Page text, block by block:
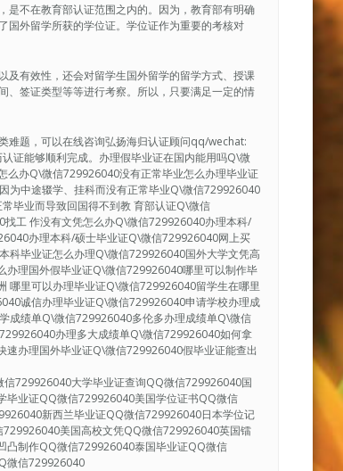
是不在教育部认证范围之内的。因为，教育部有明确
国外留学所获的学位证。学位证作为重要的考核对
及有效性，还会对留学生国外留学的留学方式、授课
、签证类型等等进行考察。所以，只要满足一定的情
难题，可以在线咨询弘扬海归认证顾问qq/wechat:
证能够顺利完成。办理假毕业证在国内能用吗Q\微
办Q\微信729926040没有正常毕业怎么办理毕业证
为中途辍学、挂科而没有正常毕业Q\微信729926040
毕业而导致回国得不到教 育部认证Q\微信
工 作没有文凭怎么办Q\微信729926040办理本科/
办理本科/硕士毕业证Q\微信729926040网上买
科毕业证怎么办理Q\微信729926040国外大学文凭高
理国外假毕业证Q\微信729926040哪里可以制作毕
里可以办理毕业证Q\微信729926040留学生在哪里
诚信办理毕业证Q\微信729926040申请学校办理成
成绩单Q\微信729926040多伦多办理成绩单Q\微信
办理多大成绩单Q\微信729926040如何拿
办理国外毕业证Q\微信729926040假毕业证能查出
729926040大学毕业证查询QQ微信729926040国
业证QQ微信729926040美国学位证书QQ微信
新西兰毕业证QQ微信729926040日本学位记
美国高校文凭QQ微信729926040英国镭
制作QQ微信729926040泰国毕业证QQ微信
微信729926040